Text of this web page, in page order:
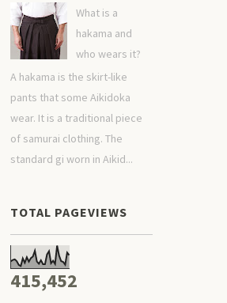
What is a
hakama and
who wears it?
A hakama is the skirt-like
pants that some Aikidoka
wear. It is a traditional piece
of samurai clothing. The
standard gi worn in Aikid...
TOTAL PAGEVIEWS
415,452